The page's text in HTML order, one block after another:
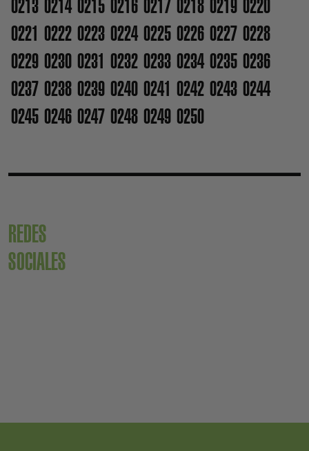
0213 0214 0215 0216 0217 0218 0219 0220
0221 0222 0223 0224 0225 0226 0227 0228
0229 0230 0231 0232 0233 0234 0235 0236
0237 0238 0239 0240 0241 0242 0243 0244
0245 0246 0247 0248 0249 0250
REDES
SOCIALES